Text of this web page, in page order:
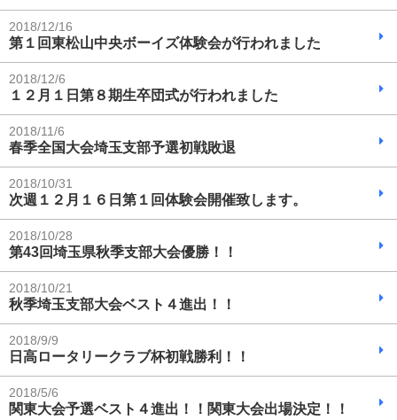
2018/12/16
第１回東松山中央ボーイズ体験会が行われました
2018/12/6
１２月１日第８期生卒団式が行われました
2018/11/6
春季全国大会埼玉支部予選初戦敗退
2018/10/31
次週１２月１６日第１回体験会開催致します。
2018/10/28
第43回埼玉県秋季支部大会優勝！！
2018/10/21
秋季埼玉支部大会ベスト４進出！！
2018/9/9
日高ロータリークラブ杯初戦勝利！！
2018/5/6
関東大会予選ベスト４進出！！関東大会出場決定！！